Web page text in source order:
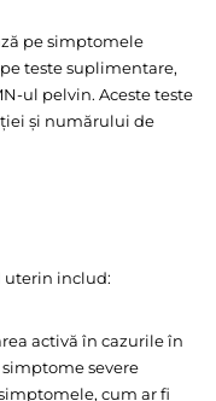
pe simptomele
teste suplimentare,
ul pelvin. Aceste teste
și numărului de
includ:
activă în cazurile în
severe
cum ar fi